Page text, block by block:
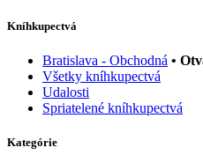
Kníhkupectvá
Bratislava - Obchodná •
Všetky kníhkupectvá
Udalosti
Spriatelené kníhkupectvá
Kategórie